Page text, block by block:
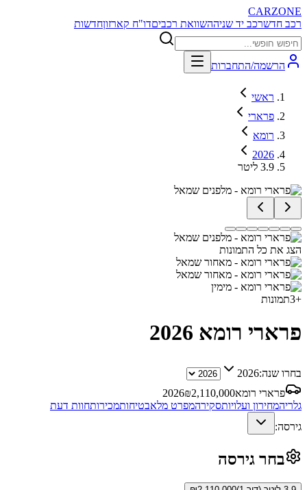
CARZONE
רכב חדשרכב יד שניההשוואת רכביםדו"ח קארזוןחדשות
הרשמה/התחברות
ראשי
פרארי
רומא
2026
3.9 ליטר
הצג את כל התמונות
+
3תמונות
פרארי רומא 2026
בחרו שנה:2026
פרארי רומא
2026₪2,110,000
גלריהמחירון ועלויותסקירהמפרט מלאבטיחותמכירותחוות דעת
גירסה:
בחר גירסה